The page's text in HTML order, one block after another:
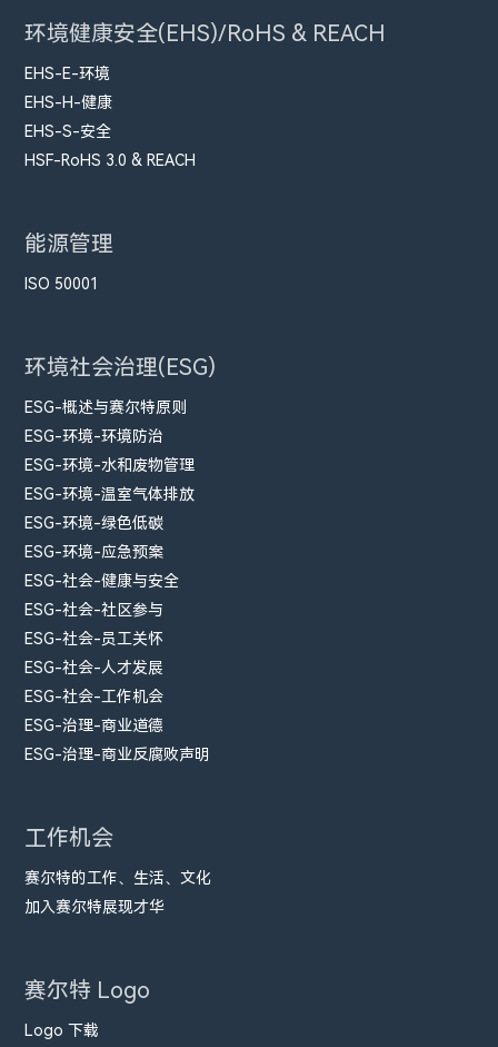
环境健康安全(EHS)/RoHS & REACH
EHS-E-环境
EHS-H-健康
EHS-S-安全
HSF-RoHS 3.0 & REACH
能源管理
ISO 50001
环境社会治理(ESG)
ESG-概述与赛尔特原则
ESG-环境-环境防治
ESG-环境-水和废物管理
ESG-环境-温室气体排放
ESG-环境-绿色低碳
ESG-环境-应急预案
ESG-社会-健康与安全
ESG-社会-社区参与
ESG-社会-员工关怀
ESG-社会-人才发展
ESG-社会-工作机会
ESG-治理-商业道德
ESG-治理-商业反腐败声明
工作机会
赛尔特的工作、生活、文化
加入赛尔特展现才华
赛尔特 Logo
Logo 下载